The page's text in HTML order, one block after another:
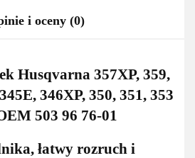
i oceny (0)
Husqvarna 357XP, 359,
346XP, 350, 351, 353
503 96 76-01
łatwy rozruch i